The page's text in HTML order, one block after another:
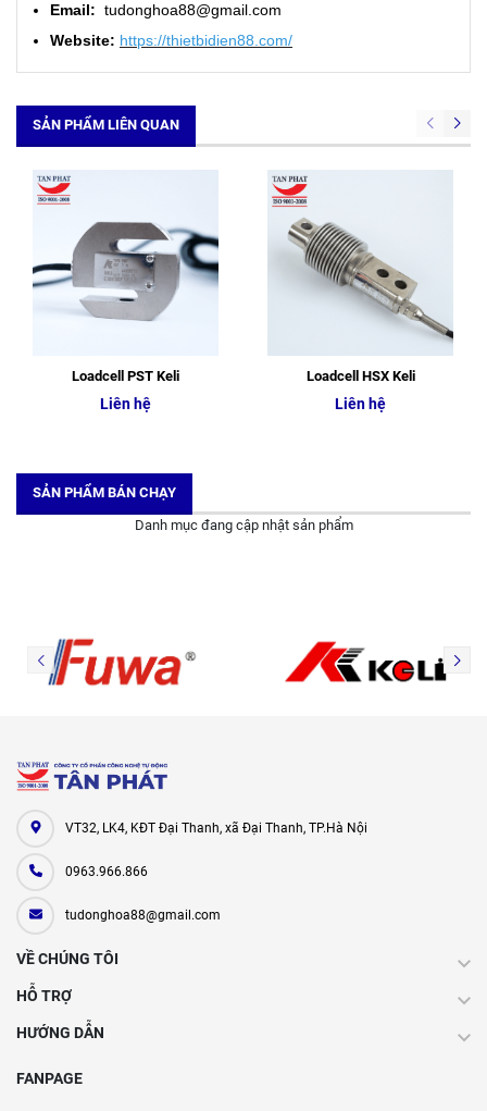
Email: tudonghoa88@gmail.com
Website: https://thietbidien88.com/
SẢN PHẨM LIÊN QUAN
Loadcell PST Keli
Liên hệ
Loadcell HSX Keli
Liên hệ
SẢN PHẨM BÁN CHẠY
Danh mục đang cập nhật sản phẩm
VT32, LK4, KĐT Đại Thanh, xã Đại Thanh, TP.Hà Nội
0963.966.866
tudonghoa88@gmail.com
VỀ CHÚNG TÔI
HỖ TRỢ
HƯỚNG DẪN
FANPAGE